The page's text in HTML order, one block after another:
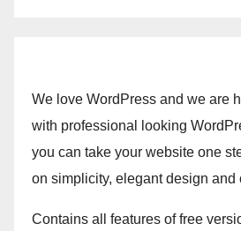
We love WordPress and we are
with professional looking
you can take your website one
on simplicity, elegant design and
Contains all features of free